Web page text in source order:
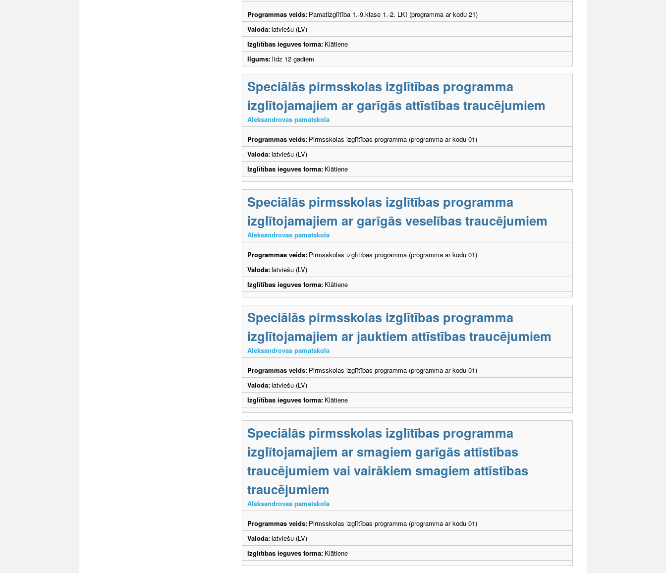
Programmas veids: Pamatizglītība 1.-9.klase 1.-2. LKI (programma ar kodu 21)
Valoda:latviešu (LV)
Izglītības ieguves forma: Klātiene
Ilgums:līdz 12 gadiem
Speciālās pirmsskolas izglītības programma
izglītojamajiem ar garīgās attīstības traucējumiem
Aleksandrovas pamatskola
Programmas veids: Pirmsskolas izglītības programma (programma ar kodu 01)
Valoda:latviešu (LV)
Izglītības ieguves forma: Klātiene
Speciālās pirmsskolas izglītības programma
izglītojamajiem ar garīgās veselības traucējumiem
Aleksandrovas pamatskola
Programmas veids: Pirmsskolas izglītības programma (programma ar kodu 01)
Valoda:latviešu (LV)
Izglītības ieguves forma: Klātiene
Speciālās pirmsskolas izglītības programma
izglītojamajiem ar jauktiem attīstības traucējumiem
Aleksandrovas pamatskola
Programmas veids: Pirmsskolas izglītības programma (programma ar kodu 01)
Valoda:latviešu (LV)
Izglītības ieguves forma: Klātiene
Speciālās pirmsskolas izglītības programma
izglītojamajiem ar smagiem garīgās attīstības
traucējumiem vai vairākiem smagiem attīstības
traucējumiem
Aleksandrovas pamatskola
Programmas veids: Pirmsskolas izglītības programma (programma ar kodu 01)
Valoda:latviešu (LV)
Izglītības ieguves forma: Klātiene